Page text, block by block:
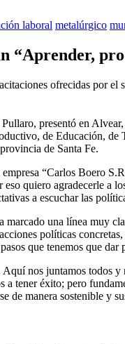
laboral metalúrgico
“Aprender,
ofrecidas por
presentó en
de Educación,
de Santa Fe.
“Carlos Boero
quiero agradecerle
a escuchar las
una línea muy
políticas
que tenemos que
nos juntamos todos
tener éxito; pero
de manera sostenible y